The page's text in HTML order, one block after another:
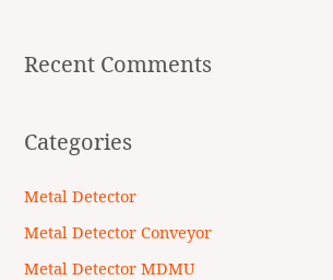
Recent Comments
Categories
Metal Detector
Metal Detector Conveyor
Metal Detector MDMU